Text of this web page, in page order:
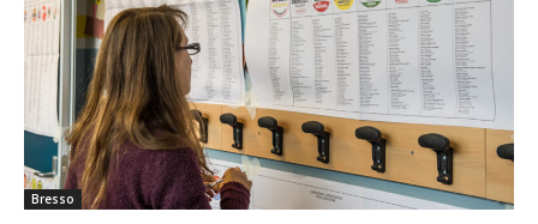
Bresso